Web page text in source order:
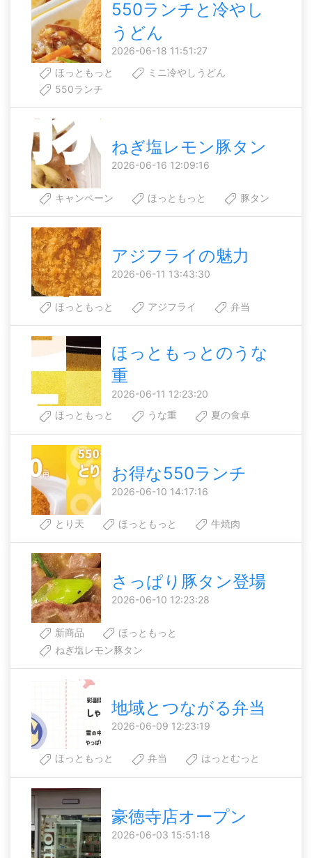
550ランチと冷やし
うどん
2026-06-18 11:51:27
ほっともっと
ミニ冷やしうどん
550ランチ
ねぎ塩レモン豚タン
2026-06-16 12:09:16
キャンペーン ほっともっと 豚タン
アジフライの魅力
2026-06-11 13:43:30
ほっともっと アジフライ 弁当
ほっともっとのうな
重
2026-06-11 12:23:20
ほっともっと
うな重 夏の食卓
お得な550ランチ
2026-06-10 14:17:16
とり天 ほっともっと 牛焼肉
さっぱり豚タン登場
2026-06-10 12:23:28
新商品
ほっともっと
ねぎ塩レモン豚タン
地域とつながる弁当
2026-06-09 12:23:19
ほっともっと 弁当 はっとむっと
豪徳寺店オープン
2026-06-03 15:51:18